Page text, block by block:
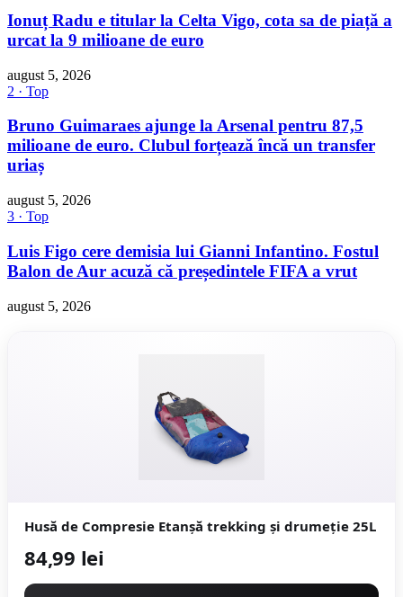
Ionuț Radu e titular la Celta Vigo, cota sa de piață a
urcat la 9 milioane de euro
august 5, 2026
2 · Top
Bruno Guimaraes ajunge la Arsenal pentru 87,5
milioane de euro. Clubul forțează încă un transfer
uriaș
august 5, 2026
3 · Top
Luis Figo cere demisia lui Gianni Infantino. Fostul
Balon de Aur acuză că președintele FIFA a vrut
august 5, 2026
Husă de Compresie Etanşă trekking și drumeție 25L
84,99 lei